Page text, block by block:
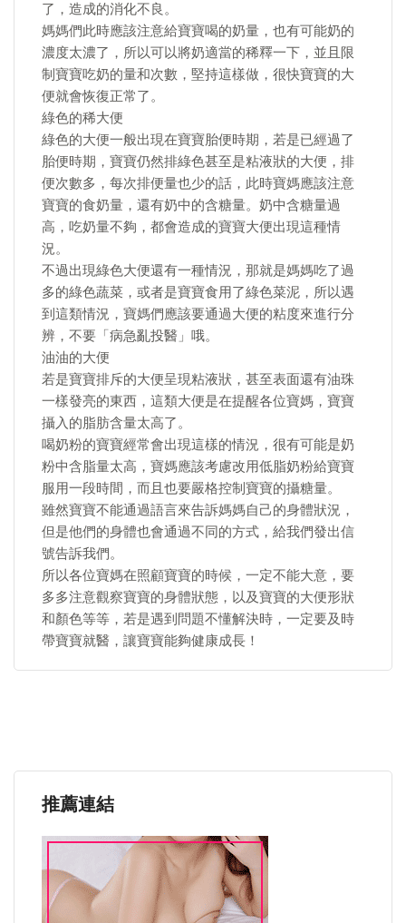
了，造成的消化不良。
媽媽們此時應該注意給寶寶喝的奶量，也有可能奶的
濃度太濃了，所以可以將奶適當的稀釋一下，並且限
制寶寶吃奶的量和次數，堅持這樣做，很快寶寶的大
便就會恢復正常了。
綠色的稀大便
綠色的大便一般出現在寶寶胎便時期，若是已經過了
胎便時期，寶寶仍然排綠色甚至是粘液狀的大便，排
便次數多，每次排便量也少的話，此時寶媽應該注意
寶寶的食奶量，還有奶中的含糖量。奶中含糖量過
高，吃奶量不夠，都會造成的寶寶大便出現這種情
況。
不過出現綠色大便還有一種情況，那就是媽媽吃了過
多的綠色蔬菜，或者是寶寶食用了綠色菜泥，所以遇
到這類情況，寶媽們應該要通過大便的粘度來進行分
辨，不要「病急亂投醫」哦。
油油的大便
若是寶寶排斥的大便呈現粘液狀，甚至表面還有油珠
一樣發亮的東西，這類大便是在提醒各位寶媽，寶寶
攝入的脂肪含量太高了。
喝奶粉的寶寶經常會出現這樣的情況，很有可能是奶
粉中含脂量太高，寶媽應該考慮改用低脂奶粉給寶寶
服用一段時間，而且也要嚴格控制寶寶的攝糖量。
雖然寶寶不能通過語言來告訴媽媽自己的身體狀況，
但是他們的身體也會通過不同的方式，給我們發出信
號告訴我們。
所以各位寶媽在照顧寶寶的時候，一定不能大意，要
多多注意觀察寶寶的身體狀態，以及寶寶的大便形狀
和顏色等等，若是遇到問題不懂解決時，一定要及時
帶寶寶就醫，讓寶寶能夠健康成長！
推薦連結